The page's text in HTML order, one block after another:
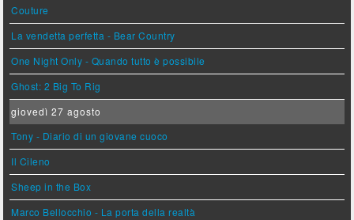
Couture
La vendetta perfetta - Bear Country
One Night Only - Quando tutto è possibile
Ghost: 2 Big To Rig
giovedì 27 agosto
Tony - Diario di un giovane cuoco
Il Cileno
Sheep in the Box
Marco Bellocchio - La porta della realtà